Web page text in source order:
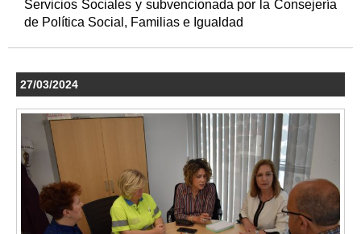
Servicios Sociales y subvencionada por la Consejería
de Política Social, Familias e Igualdad
27/03/2024